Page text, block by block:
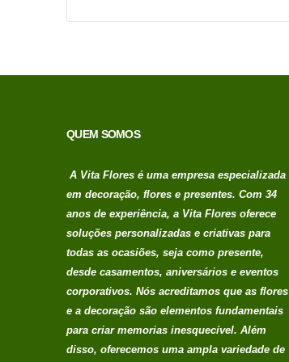
QUEM SOMOS
A Vita Flores é uma empresa especializada
em decoração, flores e presentes. Com 34
anos de experiência, a Vita Flores oferece
soluções personalizadas e criativas para
todas as ocasiões, seja como presente,
desde casamentos, aniversários e eventos
corporativos. Nós acreditamos que as flores
e a decoração são elementos fundamentais
para criar memorias inesquecível. Além
disso, oferecemos uma ampla variedade de